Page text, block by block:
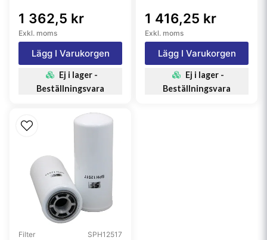
1 362,5 kr
Exkl. moms
Lägg I Varukorgen
Ej i lager -
Beställningsvara
1 416,25 kr
Exkl. moms
Lägg I Varukorgen
Ej i lager -
Beställningsvara
Filter SPH12517